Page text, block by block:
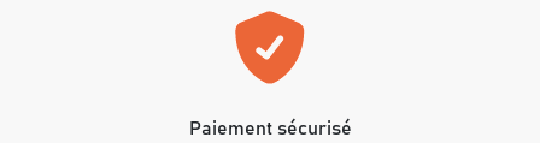
Paiement sécurisé